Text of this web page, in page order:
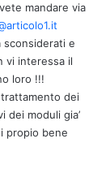
mandare via
sconsiderati e
vi interessa il
loro !!!
dei
dei moduli gia’
propio bene